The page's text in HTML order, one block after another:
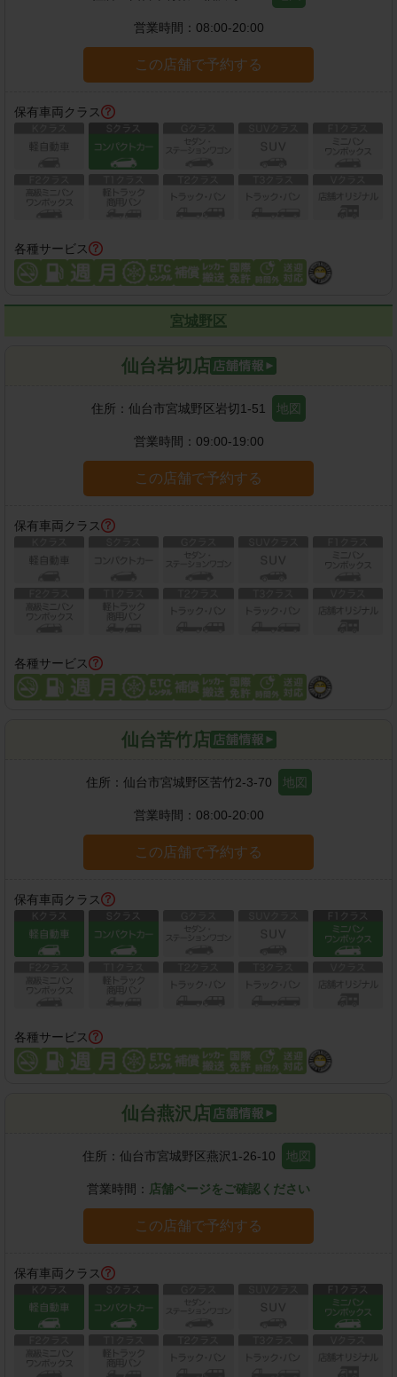
営業時間： 08:00-20:00
この店舗で予約する
保有車両クラス
各種サービス
宮城野区
仙台岩切店
住所： 仙台市宮城野区岩切1-51 地図
営業時間： 09:00-19:00
この店舗で予約する
保有車両クラス
各種サービス
仙台苦竹店
住所： 仙台市宮城野区苦竹2-3-70 地図
営業時間： 08:00-20:00
この店舗で予約する
保有車両クラス
各種サービス
仙台燕沢店
住所： 仙台市宮城野区燕沢1-26-10 地図
営業時間： 店舗ページをご確認ください
この店舗で予約する
保有車両クラス